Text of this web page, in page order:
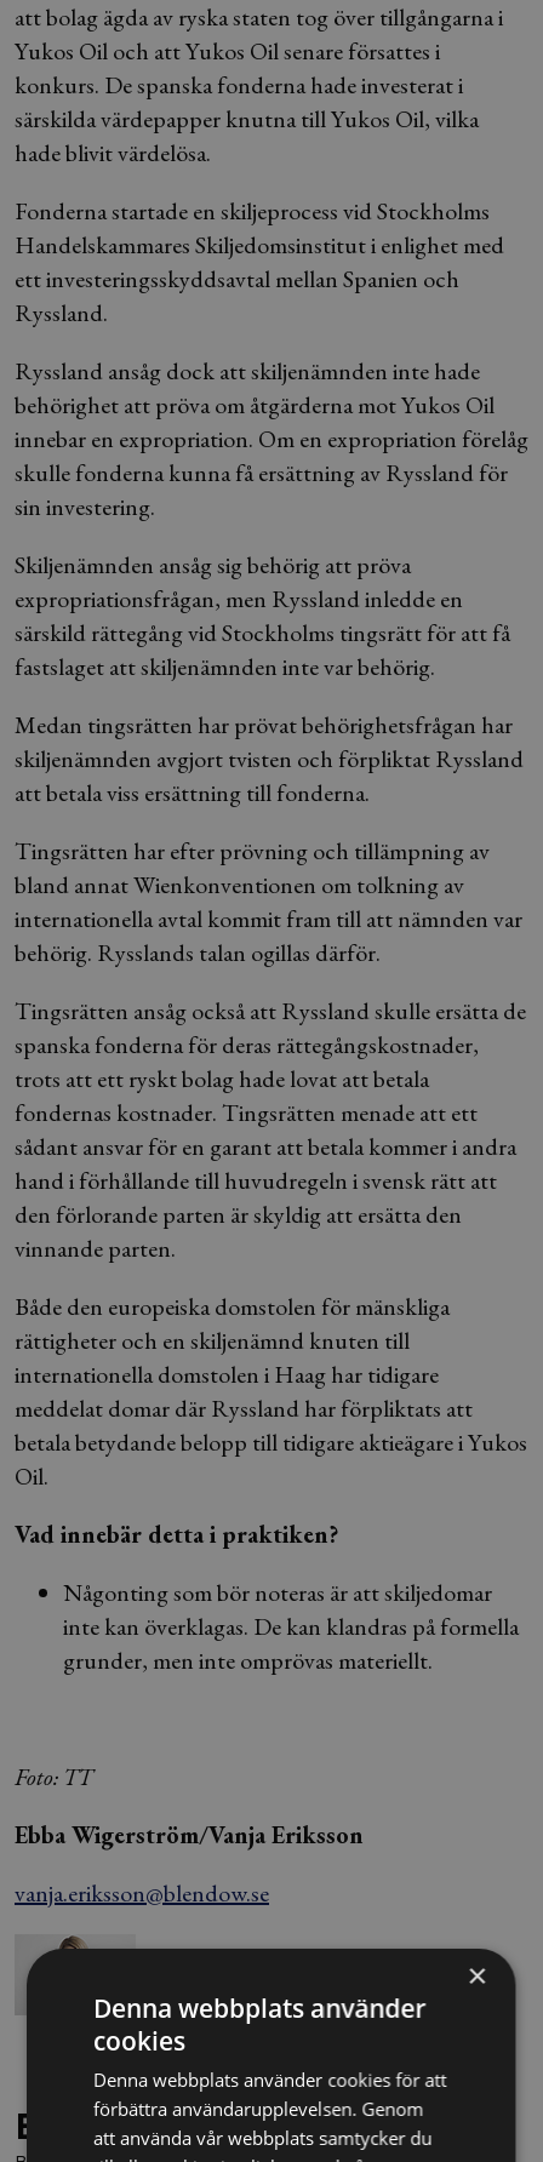
att bolag ägda av ryska staten tog över tillgångarna i
Yukos Oil och att Yukos Oil senare försattes i
konkurs. De spanska fonderna hade investerat i
särskilda värdepapper knutna till Yukos Oil, vilka
hade blivit värdelösa.
Fonderna startade en skiljeprocess vid Stockholms
Handelskammares Skiljedomsinstitut i enlighet med
ett investeringsskyddsavtal mellan Spanien och
Ryssland.
Ryssland ansåg dock att skiljenämnden inte hade
behörighet att pröva om åtgärderna mot Yukos Oil
innebar en expropriation. Om en expropriation förelåg
skulle fonderna kunna få ersättning av Ryssland för
sin investering.
Skiljenämnden ansåg sig behörig att pröva
expropriationsfrågan, men Ryssland inledde en
särskild rättegång vid Stockholms tingsrätt för att få
fastslaget att skiljenämnden inte var behörig.
Medan tingsrätten har prövat behörighetsfrågan har
skiljenämnden avgjort tvisten och förpliktat Ryssland
att betala viss ersättning till fonderna.
Tingsrätten har efter prövning och tillämpning av
bland annat Wienkonventionen om tolkning av
internationella avtal kommit fram till att nämnden var
behörig. Rysslands talan ogillas därför.
Tingsrätten ansåg också att Ryssland skulle ersätta de
spanska fonderna för deras rättegångskostnader,
trots att ett ryskt bolag hade lovat att betala
fondernas kostnader. Tingsrätten menade att ett
sådant ansvar för en garant att betala kommer i andra
hand i förhållande till huvudregeln i svensk rätt att
den förlorande parten är skyldig att ersätta den
vinnande parten.
Både den europeiska domstolen för mänskliga
rättigheter och en skiljenämnd knuten till
internationella domstolen i Haag har tidigare
meddelat domar där Ryssland har förpliktats att
betala betydande belopp till tidigare aktieägare i Yukos
Oil.
Vad innebär detta i praktiken?
Någonting som bör noteras är att skiljedomar
inte kan överklagas. De kan klandras på formella
grunder, men inte omprövas materiellt.
Foto: TT
Ebba Wigerström/Vanja Eriksson
vanja.eriksson@blendow.se
Behöver du juridisk hjälp?
×
Denna webbplats använder
cookies
Denna webbplats använder cookies för att
förbättra användarupplevelsen. Genom
att använda vår webbplats samtycker du